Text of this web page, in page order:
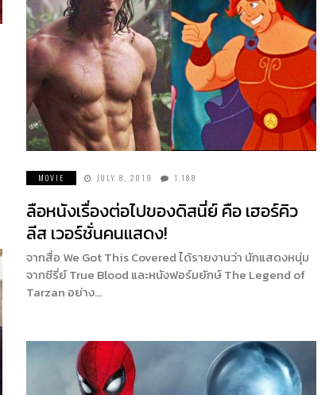
MOVIE JULY 8, 2019 1,188
ลือหนังเรื่องต่อไปของดิสนี่ย์ คือ เฮอร์คิว
ลีส เวอร์ชั่นคนแสดง!
จากสื่อ We Got This Covered ได้รายงานว่า นักแสดงหนุ่ม
จากซีรี่ย์ True Blood และหนังฟอร์มยักษ์ The Legend of
Tarzan อย่าง…